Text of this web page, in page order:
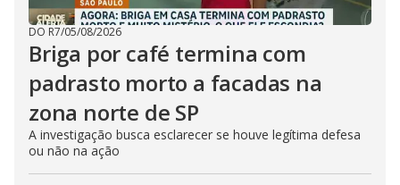
DO R7/05/08/2026
Briga por café termina com
padrasto morto a facadas na
zona norte de SP
A investigação busca esclarecer se houve legítima defesa
ou não na ação